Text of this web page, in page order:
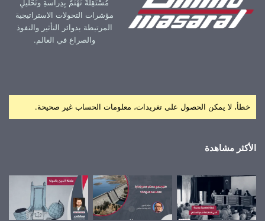
مُسْتَقِلّةٌ تَهْتَمُّ بِدِراسةِ وتَحْليلِ
مؤشرات التحولات الاستراتيجية
المرتبطة بدوائر التأثير والنفوذ
والصراع في العالم.
خطأ، لا يمكن الحصول على تغريدات، معلومات الحساب غير صحيحة.
الأكثر مشاهدة